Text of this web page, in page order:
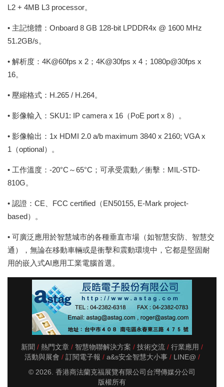
L2 + 4MB L3 processor。
• 主記憶體：Onboard 8 GB 128-bit LPDDR4x @ 1600 MHz
51.2GB/s。
• 解析度：4K@60fps x 2；4K@30fps x 4；1080p@30fps x
16。
• 壓縮格式：H.265 / H.264。
• 影像輸入：SKU1: IP camera x 16（PoE port x 8）。
• 影像輸出：1x HDMI 2.0 a/b maximum 3840 x 2160; VGA x
1（optional）。
• 工作溫度：-20°C～65°C；可承受震動／衝擊：MIL-STD-
810G。
• 認證：CE、FCC certified（EN50155, E-Mark project-
based）。
• 可廣泛應用於智慧城市的各種垂直市場（如智慧安防、智慧交
通），無論在移動車輛或是衝擊和震動環境中，它都是堅固耐
用的嵌入式AI應用工業電腦首選。
新聞 熱門文章 智慧物聯解決方案 技術交流
行業應用
活動與展會
訂閱電子報 a&s安全智慧大小事
LINE@
© 2026. 香港商法蘭克福展覽有限公司台灣傳媒分公司
版權所有